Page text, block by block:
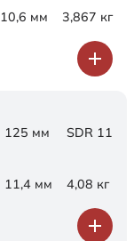
10,6 мм 3,867 кг
125 мм SDR 11
11,4 мм 4,08 кг